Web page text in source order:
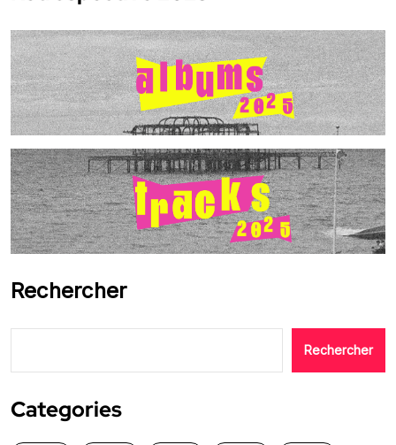
Rechercher
Rechercher
Categories